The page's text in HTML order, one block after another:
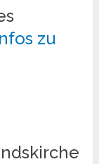
zu